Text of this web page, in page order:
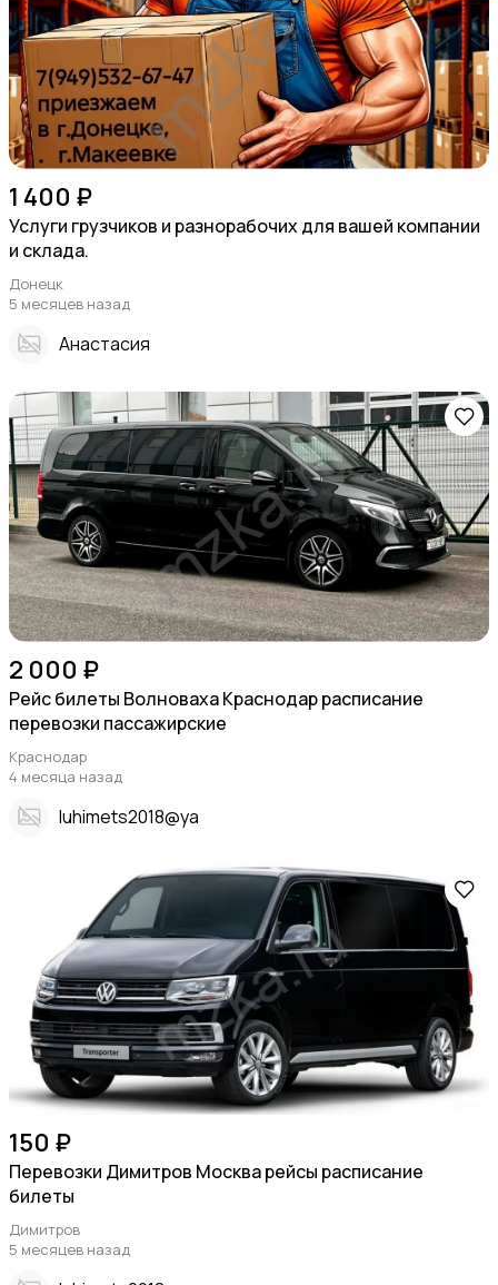
1 400 ₽
Услуги грузчиков и разнорабочих для вашей компании
и склада.
Донецк
5 месяцев назад
Анастасия
2 000 ₽
Рейс билеты Волноваха Краснодар расписание
перевозки пассажирские
Краснодар
4 месяца назад
Iuhimets2018@ya
150 ₽
Перевозки Димитров Москва рейсы расписание
билеты
Димитров
5 месяцев назад